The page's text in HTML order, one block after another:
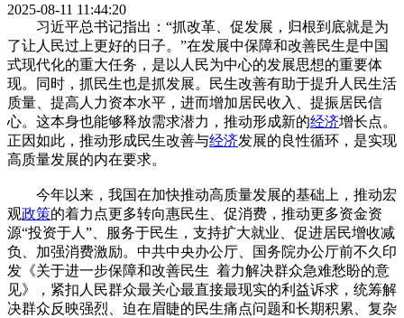
2025-08-11 11:44:20
习近平总书记指出：“抓改革、促发展，归根到底就是为
了让人民过上更好的日子。”在发展中保障和改善民生是中国
式现代化的重大任务，是以人民为中心的发展思想的重要体
现。同时，抓民生也是抓发展。民生改善有助于提升人民生活
质量、提高人力资本水平，进而增加居民收入、提振居民信
心。这本身也能够释放需求潜力，推动形成新的经济增长点。
正因如此，推动形成民生改善与经济发展的良性循环，是实现
高质量发展的内在要求。
今年以来，我国在加快推动高质量发展的基础上，推动宏
观政策的着力点更多转向惠民生、促消费，推动更多资金资
源“投资于人”、服务于民生，支持扩大就业、促进居民增收减
负、加强消费激励。中共中央办公厅、国务院办公厅前不久印
发《关于进一步保障和改善民生 着力解决群众急难愁盼的意
见》，紧扣人民群众最关心最直接最现实的利益诉求，统筹解
决群众反映强烈、迫在眉睫的民生痛点问题和长期积累、复杂